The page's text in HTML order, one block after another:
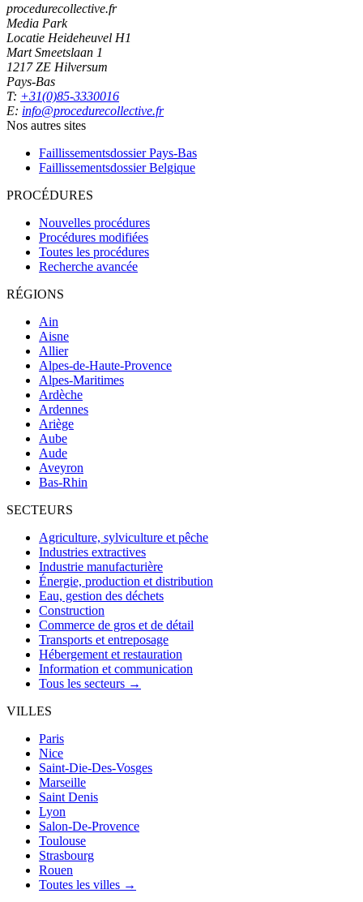
procedurecollective.fr
Media Park
Locatie Heideheuvel H1
Mart Smeetslaan 1
1217 ZE Hilversum
Pays-Bas
T: +31(0)85-3330016
E: info@procedurecollective.fr
Nos autres sites
Faillissementsdossier Pays-Bas
Faillissementsdossier Belgique
PROCÉDURES
Nouvelles procédures
Procédures modifiées
Toutes les procédures
Recherche avancée
RÉGIONS
Ain
Aisne
Allier
Alpes-de-Haute-Provence
Alpes-Maritimes
Ardèche
Ardennes
Ariège
Aube
Aude
Aveyron
Bas-Rhin
SECTEURS
Agriculture, sylviculture et pêche
Industries extractives
Industrie manufacturière
Énergie, production et distribution
Eau, gestion des déchets
Construction
Commerce de gros et de détail
Transports et entreposage
Hébergement et restauration
Information et communication
Tous les secteurs →
VILLES
Paris
Nice
Saint-Die-Des-Vosges
Marseille
Saint Denis
Lyon
Salon-De-Provence
Toulouse
Strasbourg
Rouen
Toutes les villes →